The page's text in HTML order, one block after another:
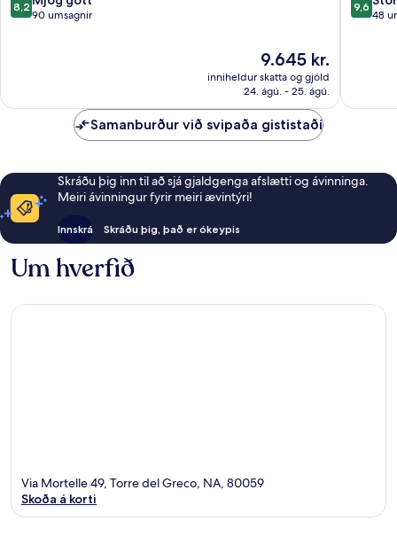
af
8,2
90 umsagnir
Verðið
er
9.645 kr.
9.645 kr.
inniheldur skatta og gjöld
24. ágú. - 25. ágú.
af
9,6
48
Samanburður við svipaða gististaði
Skráðu þig inn til að sjá gjaldgenga afslætti og ávinninga.
Meiri ávinningur fyrir meiri ævintýri!
Innskrá Skráðu þig, það er ókeypis
Um hverfið
Via Mortelle 49, Torre del Greco, NA, 80059
Skoða á korti